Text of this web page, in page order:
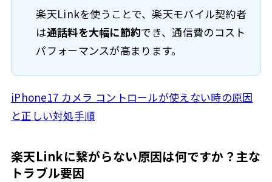
楽天Linkを使うことで、楽天モバイル契約者
は通話料を大幅に節約でき、通信費のコスト
パフォーマンスが高まります。
iPhone17 カメラ コントロールが使えない時の原因
と正しい対処手順
楽天Linkに繋がらない原因は何ですか？主な
トラブル要因